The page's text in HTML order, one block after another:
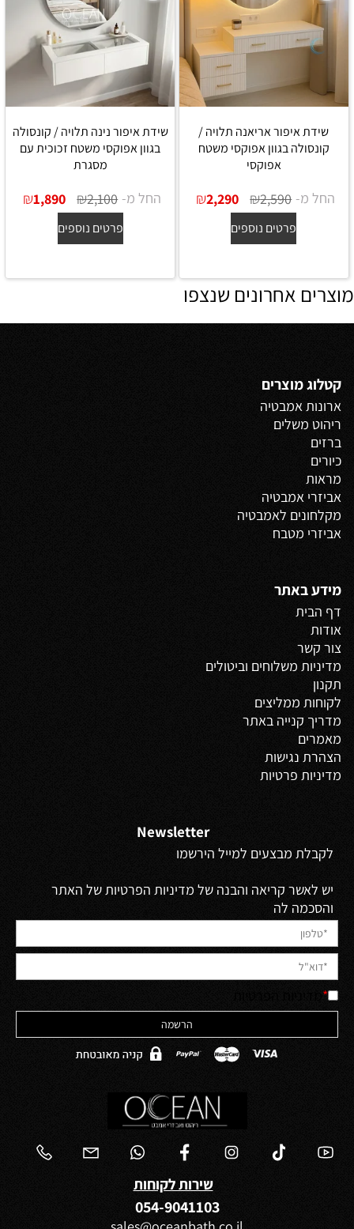
שידת איפור אריאנה תלויה /
קונסולה בגוון אפוקסי משטח
אפוקסי
החל מ- ₪2,590
₪2,290
פרטים נוספים
שידת איפור נינה תלויה / קונסולה
בגוון אפוקסי משטח זכוכית עם
מסגרת
החל מ- ₪2,100
₪1,890
פרטים נוספים
מוצרים אחרונים שנצפו
קטלוג מוצרים
ארונות אמבטיה
ריהוט משלים
ברזים
כיורים
מראות
אביזרי אמבטיה
מקלחונים לאמבטיה
אביזרי מטבח
מידע באתר
דף הבית
אודות
צור קשר
מדיניות משלוחים וביטולים
תקנון
לקוחות ממליצים
מדריך קנייה באתר
מאמרים
הצהרת נגישות
מדיניות פרטיות
Newsletter
לקבלת מבצעים למייל הירשמו
יש לאשר קריאה והבנה של מדיניות הפרטיות של האתר
והסכמה לה
*
שירות לקוחות
054-9041103